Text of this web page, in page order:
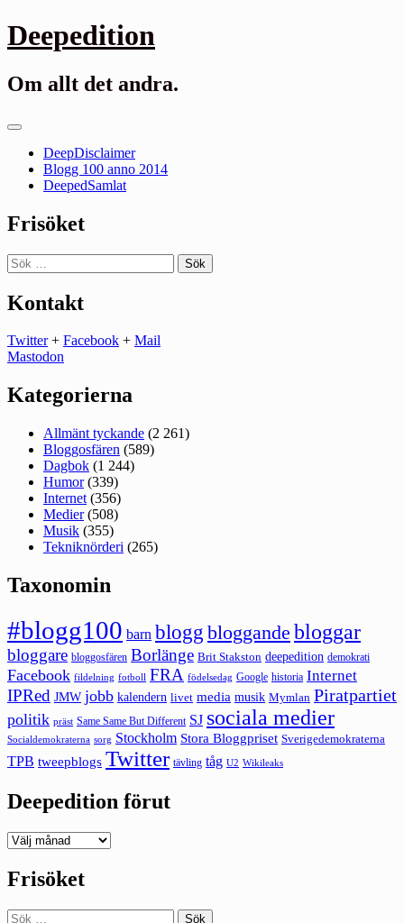
Gå
till
Deepedition
Om allt det andra.
Primär
DeepDisclaimer
Blogg 100 anno 2014
DeepedSamlat
Frisöket
Sök
efter:
Kontakt
Twitter+ Facebook + Mail
Mastodon
Kategorierna
Allmänt tyckande (2 261)
Bloggosfären (589)
Dagbok (1 244)
Humor(339)
Internet (356)
Medier(508)
Musik (355)
Tekniknörderi (265)
Taxonomin
#blogg100 barn blogg bloggande bloggar
bloggare bloggosfären Borlänge Brit Stakston deepedition demokrati
Facebook fildelning fotboll FRA födelsedag Google historia Internet
IPRed JMW jobb kalendern livet media musik Mymlan Piratpartiet
politik präst Same Same But Different SJ sociala medier
Socialdemokraterna sorg Stockholm Stora Bloggpriset Sverigedemokraterna
TPB tweepblogs Twitter tävling tåg U2 Wikileaks
Deepedition förut
Deepedition
Frisöket
Sök